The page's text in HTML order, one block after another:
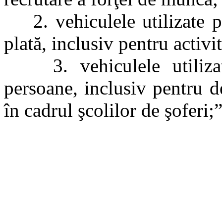
2. vehiculele utilizate
plată, inclusiv pentru
3. vehiculele
persoane, inclusiv pentru
în cadrul şcolilor de şoferi;”